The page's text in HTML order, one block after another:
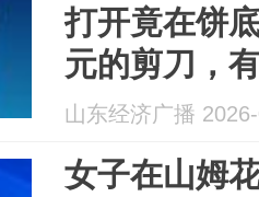
打开竟在饼
元的剪刀，
与山姆熟食
山东经济广播
女子在山姆